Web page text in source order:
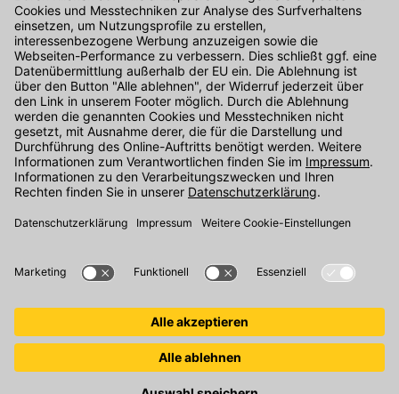
Kontakt
Unser Onlineshop Team ist montags bis freitags von 08:00 - 17:00
Uhr unter der Telefonnummer07071 / 151-151 für Sie erreichbar.
Alternativ können Sie unser Kontaktformular nutzen.
Den Kontakt direkt in unsere Niederlassungen finden Sie hier.
Oder über unseren Chat .